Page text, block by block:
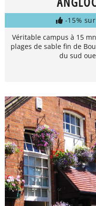
-15%
Véritable campus à 15
plages de sable fin de
du sud